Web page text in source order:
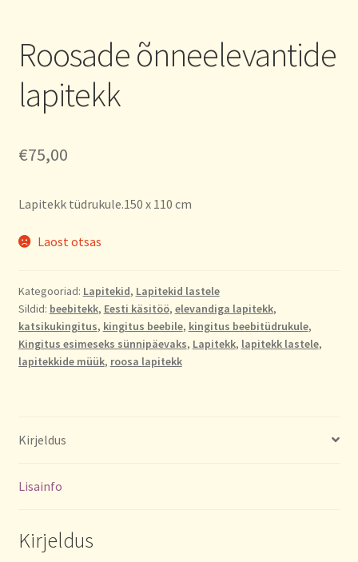
Roosade õnneelevantide
lapitekk
€75,00
Lapitekk tüdrukule.150 x 110 cm
Laost otsas
Kategooriad: Lapitekid, Lapitekid lastele
Sildid: beebitekk, Eesti käsitöö, elevandiga lapitekk,
katsikukingitus, kingitus beebile, kingitus beebitüdrukule,
Kingitus esimeseks sünnipäevaks, Lapitekk, lapitekk lastele,
lapitekkide müük, roosa lapitekk
Kirjeldus
Lisainfo
Kirjeldus